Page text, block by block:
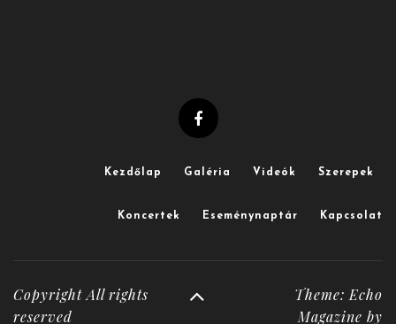
Kezdőlap Galéria Videók Szerepek
Koncertek Eseménynaptár Kapcsolat
Copyright All rights
reserved
Theme: Echo
Magazine by